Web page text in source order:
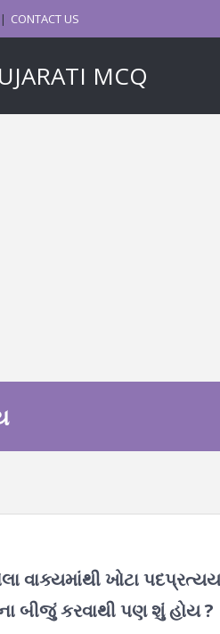
CONTACT US
MCQ
વાક્યમાંથી ખોટા પદપ્રત્યય
બીજું કરવાથી પણ શું હોય ?